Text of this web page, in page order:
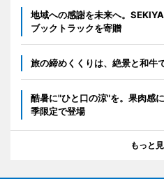
地域への感謝を未来へ。
ブックトラックを寄贈
旅の締めくくりは、絶景と和牛で
酷暑に"ひと口の涼"を。果肉感
季限定で登場
もっと